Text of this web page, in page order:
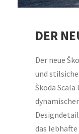
DER
Der neue
und
Škoda
das